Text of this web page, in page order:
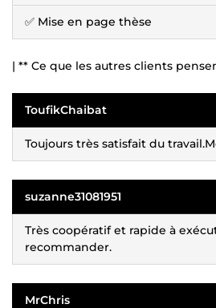
✅ Mise en page thèse
| ** Ce que les autres clients
ToufikChaibat
Toujours très satisfait du
suzanne31081951
Très coopératif et rapide à
recommander.
MrChris